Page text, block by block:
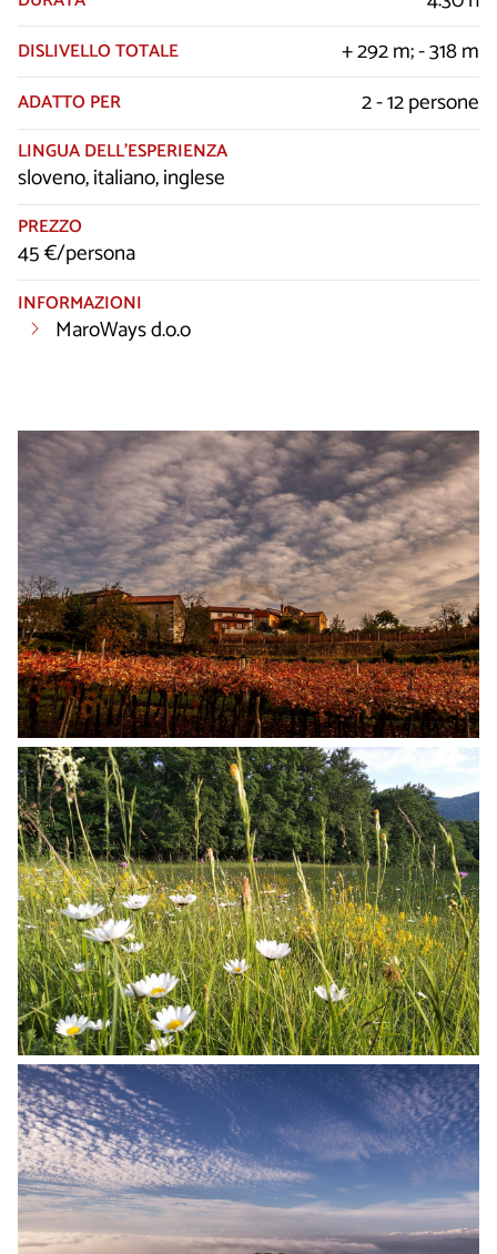
DISLIVELLO TOTALE + 292 m; - 318 m
ADATTO PER 2 - 12 persone
LINGUA DELL’ESPERIENZA
sloveno, italiano, inglese
PREZZO
45 €/persona
INFORMAZIONI
MaroWays d.o.o